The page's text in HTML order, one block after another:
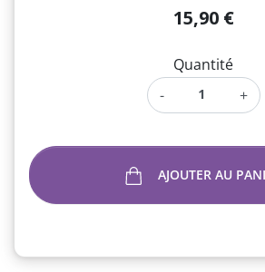
15,90 €
Quantité
-
+
AJOUTER AU